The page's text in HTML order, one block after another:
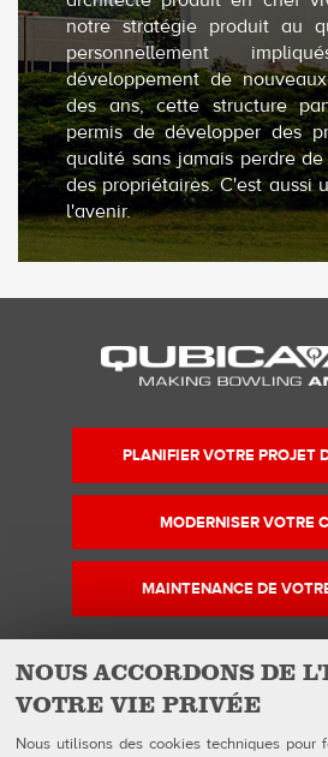
NOUS ACCORDONS DE
VOTRE VIE PRIVÉE
Nous utilisons des cookies techniques pour
notre stratégie produit au
personnellement
développement de
des ans, cette structure
permis de développer des
qualité sans jamais perdre
des propriétaires. C'est aussi
l'avenir.
PLANIFIER VOTRE PROJET
MODERNISER VOTRE
MAINTENANCE DE
Suivez-nous sur